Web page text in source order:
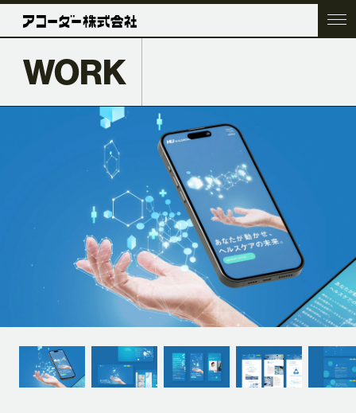
TOP
COMPANY
SERVICE
WORK
DOWNLOAD
WORK